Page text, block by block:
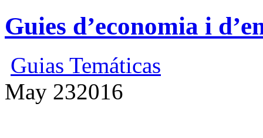
Guies d’economia i
Guias Temáticas
May 232016